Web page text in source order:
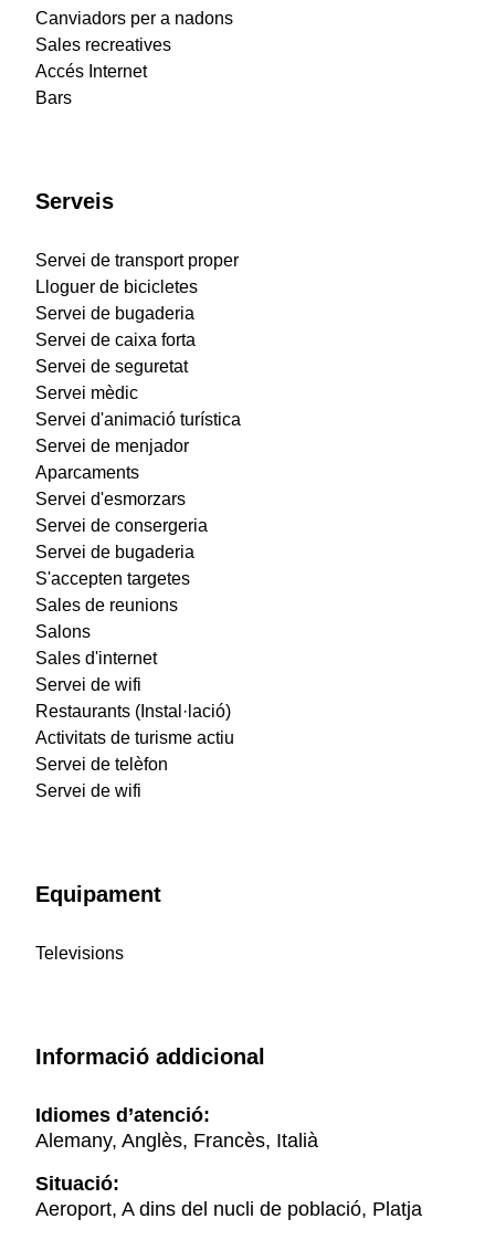
Canviadors per a nadons
Sales recreatives
Accés Internet
Bars
Serveis
Servei de transport proper
Lloguer de bicicletes
Servei de bugaderia
Servei de caixa forta
Servei de seguretat
Servei mèdic
Servei d'animació turística
Servei de menjador
Aparcaments
Servei d'esmorzars
Servei de consergeria
Servei de bugaderia
S'accepten targetes
Sales de reunions
Salons
Sales d'internet
Servei de wifi
Restaurants (Instal·lació)
Activitats de turisme actiu
Servei de telèfon
Servei de wifi
Equipament
Televisions
Informació addicional
Idiomes d’atenció:
Alemany, Anglès, Francès, Italià
Situació:
Aeroport, A dins del nucli de població, Platja